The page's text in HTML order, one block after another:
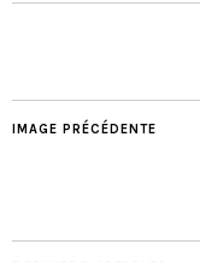
IMAGE PRÉCÉDENTE